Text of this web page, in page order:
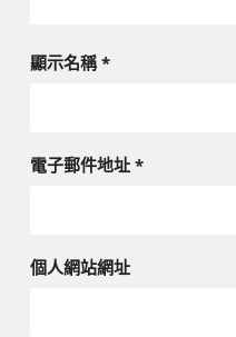
顯示名稱*
電子郵件地址 *
個人網站網址